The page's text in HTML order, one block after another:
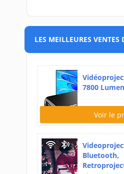
LES MEILLEURES VENTES
7800
Voir le
Bluetooth,